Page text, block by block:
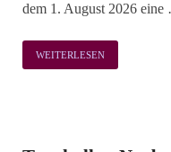
dem 1. August 2026
WEITERLESEN